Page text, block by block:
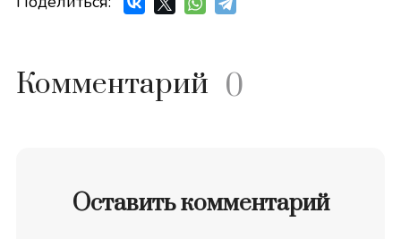
Комментарий 0
Оставить комментарий